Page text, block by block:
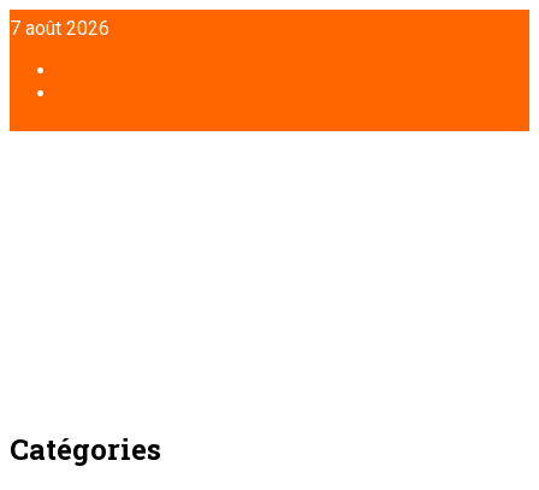
Aller
au
contenu
7 août 2026
Catégories